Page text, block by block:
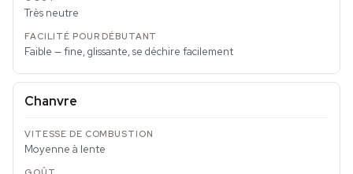
Très neutre
Faible — fine, glissante, se déchire facilement
Chanvre
Moyenne à lente